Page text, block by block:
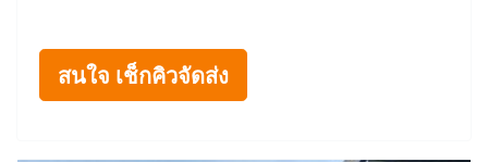
สนใจ เช็กคิวจัดส่ง